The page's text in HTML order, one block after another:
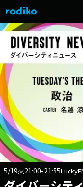
5/19火21:00-21:55